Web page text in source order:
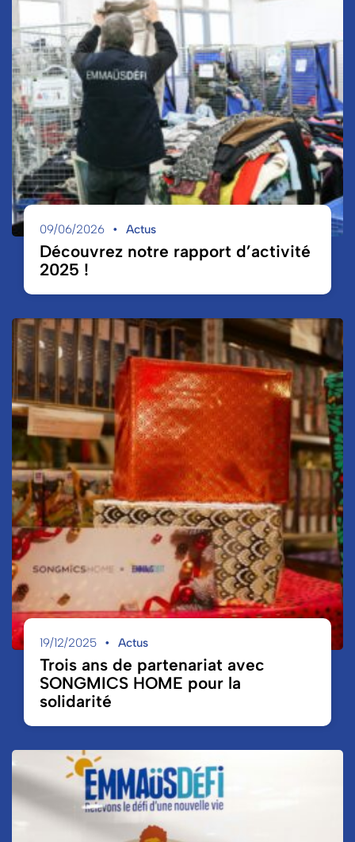
09/06/2026 Actus
Découvrez notre rapport d’activité
2025 !
19/12/2025 Actus
Trois ans de partenariat avec
SONGMICS HOME pour la
solidarité